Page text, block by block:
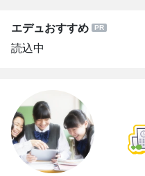
エデュおすすめ
読込中